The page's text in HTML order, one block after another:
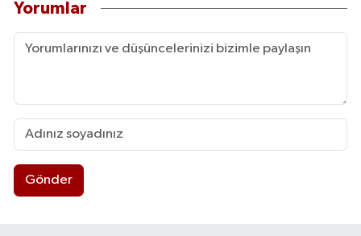
Yorumlar
Gönder